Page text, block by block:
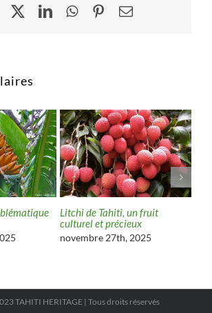
Facebook
X LinkedInWhatsApp
Pinterest
Email
Litchi de Tahiti, un fruit
culturel et précieux
novembre 27th, 2025
TAHITI HERITAGE | Tous droits réservés